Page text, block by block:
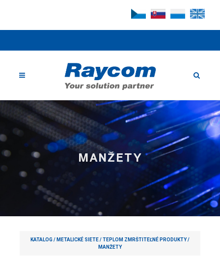
MANŽETY
KATALOG / METALICKÉ SIETE/TEPLOM ZMRŠTITEĽNÉ PRODUKTY/
MANŽETY